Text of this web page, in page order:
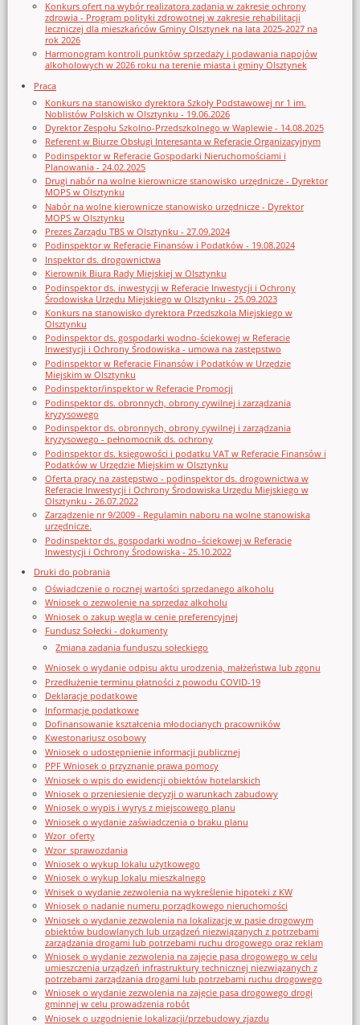
Konkurs ofert na wybór realizatora zadania w zakresie ochrony
zdrowia - Program polityki zdrowotnej w zakresie rehabilitacji
leczniczej dla mieszkańców Gminy Olsztynek na lata 2025-2027 na
rok 2026
Harmonogram kontroli punktów sprzedaży i podawania napojów
alkoholowych w 2026 roku na terenie miasta i gminy Olsztynek
Praca
Konkurs na stanowisko dyrektora Szkoły Podstawowej nr 1 im.
Noblistów Polskich w Olsztynku - 19.06.2026
Dyrektor Zespołu Szkolno-Przedszkolnego w Waplewie - 14.08.2025
Referent w Biurze Obsługi Interesanta w Referacie Organizacyjnym
Podinspektor w Referacie Gospodarki Nieruchomościami i
Planowania - 24.02.2025
Drugi nabór na wolne kierownicze stanowisko urzędnicze - Dyrektor
MOPS w Olsztynku
Nabór na wolne kierownicze stanowisko urzędnicze - Dyrektor
MOPS w Olsztynku
Prezes Zarządu TBS w Olsztynku - 27.09.2024
Podinspektor w Referacie Finansów i Podatków - 19.08.2024
Inspektor ds. drogownictwa
Kierownik Biura Rady Miejskiej w Olsztynku
Podinspektor ds. inwestycji w Referacie Inwestycji i Ochrony
Środowiska Urzędu Miejskiego w Olsztynku - 25.09.2023
Konkurs na stanowisko dyrektora Przedszkola Miejskiego w
Olsztynku
Podinspektor ds. gospodarki wodno-ściekowej w Referacie
Inwestycji i Ochrony Środowiska - umowa na zastępstwo
Podinspektor w Referacie Finansów i Podatków w Urzędzie
Miejskim w Olsztynku
Podinspektor/inspektor w Referacie Promocji
Podinspektor ds. obronnych, obrony cywilnej i zarządzania
kryzysowego
Podinspektor ds. obronnych, obrony cywilnej i zarządzania
kryzysowego - pełnomocnik ds. ochrony
Podinspektor ds. księgowości i podatku VAT w Referacie Finansów i
Podatków w Urzędzie Miejskim w Olsztynku
Oferta pracy na zastępstwo - podinspektor ds. drogownictwa w
Referacie Inwestycji i Ochrony Środowiska Urzędu Miejskiego w
Olsztynku - 26.07.2022
Zarządzenie nr 9/2009 - Regulamin naboru na wolne stanowiska
urzędnicze.
Podinspektor ds. gospodarki wodno–ściekowej w Referacie
Inwestycji i Ochrony Środowiska - 25.10.2022
Druki do pobrania
Oświadczenie o rocznej wartości sprzedanego alkoholu
Wniosek o zezwolenie na sprzedaz alkoholu
Wniosek o zakup węgla w cenie preferencyjnej
Fundusz Sołecki - dokumenty
Zmiana zadania funduszu sołeckiego
Wniosek o wydanie odpisu aktu urodzenia, małżeństwa lub zgonu
Przedłużenie terminu płatności z powodu COVID-19
Deklaracje podatkowe
Informacje podatkowe
Dofinansowanie kształcenia młodocianych pracowników
Kwestonariusz osobowy
Wniosek o udostępnienie informacji publicznej
PPF Wniosek o przyznanie prawa pomocy
Wniosek o wpis do ewidencji obiektów hotelarskich
Wniosek o przeniesienie decyzji o warunkach zabudowy
Wniosek o wypis i wyrys z miejscowego planu
Wniosek o wydanie zaświadczenia o braku planu
Wzor_oferty
Wzor_sprawozdania
Wniosek o wykup lokalu użytkowego
Wniosek o wykup lokalu mieszkalnego
Wnisek o wydanie zezwolenia na wykreślenie hipoteki z KW
Wniosek o nadanie numeru porządkowego nieruchomości
Wniosek o wydanie zezwolenia na lokalizację w pasie drogowym
obiektów budowlanych lub urządzeń niezwiązanych z potrzebami
zarządzania drogami lub potrzebami ruchu drogowego oraz reklam
Wniosek o wydanie zezwolenia na zajęcie pasa drogowego w celu
umieszczenia urządzeń infrastruktury technicznej niezwiązanych z
potrzebami zarządzania drogami lub potrzebami ruchu drogowego
Wniosek o wydanie zezwolenia na zajęcie pasa drogowego drogi
gminnej w celu prowadzenia robót
Wniosek o uzgodnienie lokalizacji/przebudowy zjazdu